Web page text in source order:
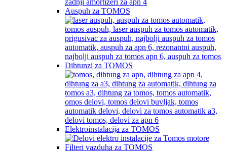
Auspuh za TOMOS
Dihtunzi za TOMOS
Elektroinstalacija za TOMOS
Filteri vazduha za TOMOS